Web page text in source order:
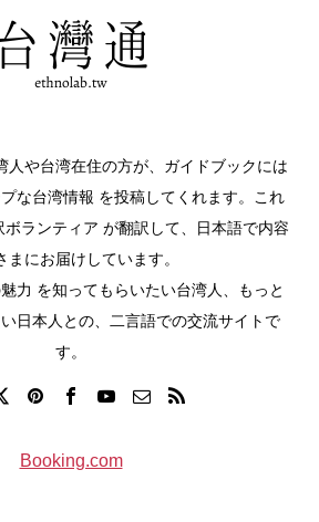
人や台湾在住の方が、ガイドブックには
な台湾情報 を投稿してくれます。これ
ランティア が翻訳して、日本語で内容
まにお届けしています。
力 を知ってもらいたい台湾人、もっと
日本人との、二言語での交流サイトで
す。
Booking.com